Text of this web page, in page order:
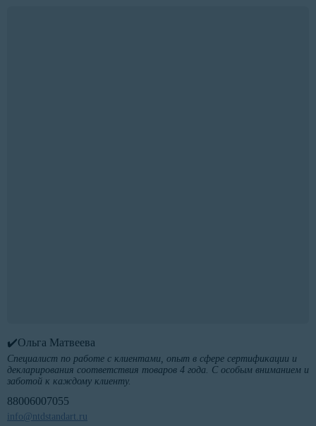
✔️Ольга Матвеева
Специалист по работе с клиентами, опыт в сфере сертификации и
декларирования соответствия товаров 4 года. С особым вниманием и
заботой к каждому клиенту.
88006007055
info@ntdstandart.ru